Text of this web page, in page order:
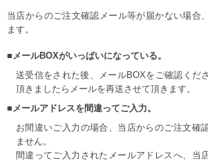
当店からのご注文確認メール等が届かない場合
ます。
■メールBOXがいっぱいになっている。
送受信をされた後、メールBOXをご確認くだ
頂きましたらメールを再送させて頂きます。
■メールアドレスを間違ってご入力。
お間違いご入力の場合、当店からのご注文確
ません。
間違ってご入力されたメールアドレスへ、当